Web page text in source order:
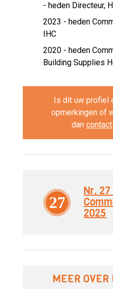
- heden Directeur,
2023 - heden
IHC
2020 - heden
Building Supplies
Is dit uw profiel
opmerkingen of
dan contact
27
Nr.
2025
MEER OVER